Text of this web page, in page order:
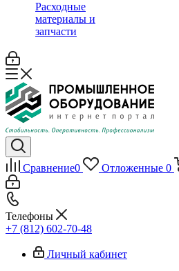
Расходные
материалы и
запчасти
Сравнение0 Отложенные 0
Телефоны
+7 (812) 602-70-48
Личный кабинет